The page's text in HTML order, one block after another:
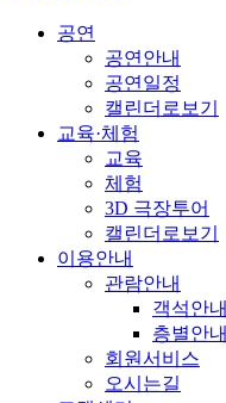
공연
공연안내
공연일정
캘린더로보기
교육·체험
교육
체험
3D 극장투어
캘린더로보기
이용안내
관람안내
객석안내
층별안내
회원서비스
오시는길